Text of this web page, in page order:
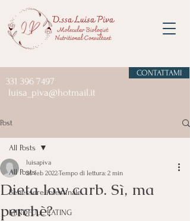
331 396 7497
luisa_piva@hotmail.it
CONTATTAMI
Post
All Posts
Benessere intestinale
MINDFULL EATING
All Posts
Dieta low carb. Sì, ma
perchè?
luisapiva
26 feb 2022Tempo di lettura: 2 min